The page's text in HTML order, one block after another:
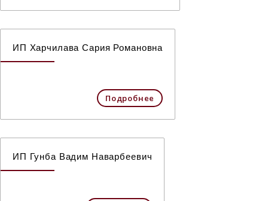
ИП Харчилава Сария Романовна
Подробнее
ИП Гунба Вадим Наварбеевич